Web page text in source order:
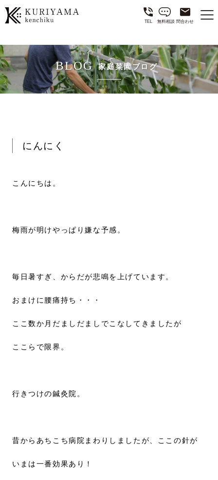
TEL 無料相談 問合わせ
BLOG 家庭菜園ブログ
にんにく
こんにちは。
梅雨が明けやっぱり嫌な予感。
毎日暑すぎ、からだが悲鳴を上げています。
おまけに腰痛持ち・・・
ここ数か月だましだましでこなしてきましたが
ここらで限界。
行きつけの鍼灸院。
昔からあちこち病院まわりしましたが、ここの針が
いまは一番効果あり！